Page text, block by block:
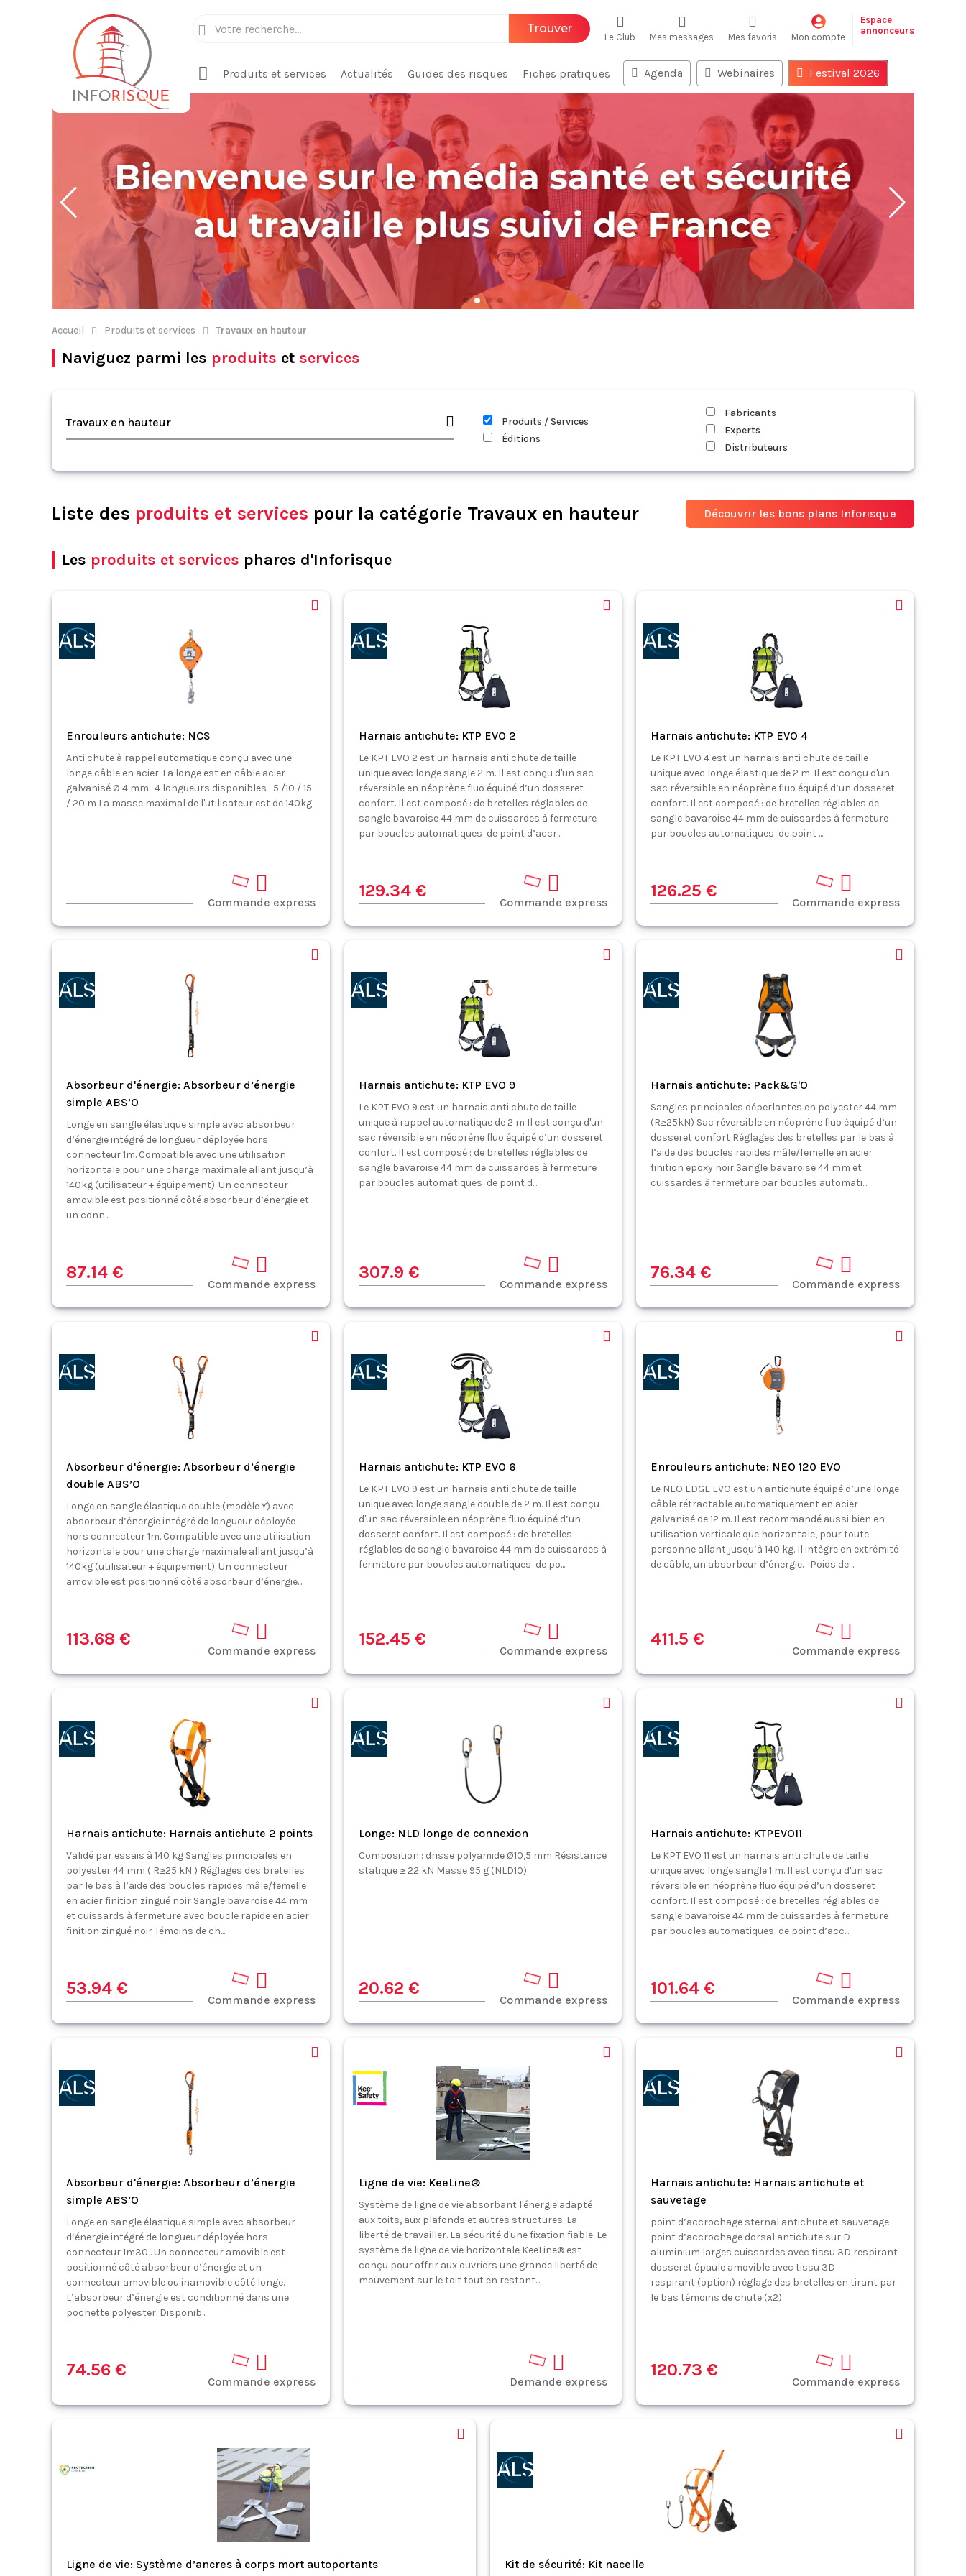
Trouver
Le Club Mes messages Mes favoris Mon compte
Espace
annonceurs
Produits et services Actualités Guides des risques Fiches pratiques Agenda Webinaires Festival 2026
Accueil Produits et services Travaux en hauteur
Naviguez parmi les produits et services
Travaux en hauteur
Produits / Services
Éditions
Fabricants
Experts
Distributeurs
Liste des produits et services pour la catégorie Travaux en hauteur Découvrir les bons plans Inforisque
Les produits et services phares d'Inforisque
Enrouleurs antichute: NCS
Anti chute à rappel automatique conçu avec une
longe câble en acier. La longe est en câble acier
galvanisé Ø 4 mm. 4 longueurs disponibles : 5 /10 / 15
/ 20 m La masse maximal de l'utilisateur est de 140kg.
Commande express
Harnais antichute: KTP EVO 2
Le KPT EVO 2 est un harnais anti chute de taille
unique avec longe sangle 2 m. Il est conçu d'un sac
réversible en néoprène fluo équipé d’un dosseret
confort. Il est composé : de bretelles réglables de
sangle bavaroise 44 mm de cuissardes à fermeture
par boucles automatiques de point d’accr...
129.34 €
Commande express
Harnais antichute: KTP EVO 4
Le KPT EVO 4 est un harnais anti chute de taille
unique avec longe élastique de 2 m. Il est conçu d'un
sac réversible en néoprène fluo équipé d’un dosseret
confort. Il est composé : de bretelles réglables de
sangle bavaroise 44 mm de cuissardes à fermeture
par boucles automatiques de point ...
126.25 €
Commande express
Absorbeur d'énergie: Absorbeur d’énergie
simple ABS’O
Longe en sangle élastique simple avec absorbeur
d’énergie intégré de longueur déployée hors
connecteur 1m. Compatible avec une utilisation
horizontale pour une charge maximale allant jusqu’à
140kg (utilisateur + équipement). Un connecteur
amovible est positionné côté absorbeur d’énergie et
un conn...
87.14 €
Commande express
Harnais antichute: KTP EVO 9
Le KPT EVO 9 est un harnais anti chute de taille
unique à rappel automatique de 2 m Il est conçu d'un
sac réversible en néoprène fluo équipé d’un dosseret
confort. Il est composé : de bretelles réglables de
sangle bavaroise 44 mm de cuissardes à fermeture
par boucles automatiques de point d...
307.9 €
Commande express
Harnais antichute: Pack&G'O
Sangles principales déperlantes en polyester 44 mm
(R≥25kN) Sac réversible en néoprène fluo équipé d’un
dosseret confort Réglages des bretelles par le bas à
l’aide des boucles rapides mâle/femelle en acier
finition epoxy noir Sangle bavaroise 44 mm et
cuissardes à fermeture par boucles automati...
76.34 €
Commande express
Absorbeur d'énergie: Absorbeur d’énergie
double ABS’O
Longe en sangle élastique double (modèle Y) avec
absorbeur d’énergie intégré de longueur déployée
hors connecteur 1m. Compatible avec une utilisation
horizontale pour une charge maximale allant jusqu’à
140kg (utilisateur + équipement). Un connecteur
amovible est positionné côté absorbeur d’énergie...
113.68 €
Commande express
Harnais antichute: KTP EVO 6
Le KPT EVO 9 est un harnais anti chute de taille
unique avec longe sangle double de 2 m. Il est conçu
d'un sac réversible en néoprène fluo équipé d’un
dosseret confort. Il est composé : de bretelles
réglables de sangle bavaroise 44 mm de cuissardes à
fermeture par boucles automatiques de po...
152.45 €
Commande express
Enrouleurs antichute: NEO 120 EVO
Le NEO EDGE EVO est un antichute équipé d’une longe
câble rétractable automatiquement en acier
galvanisé de 12 m. Il est recommandé aussi bien en
utilisation verticale que horizontale, pour toute
personne allant jusqu’à 140 kg. Il intègre en extrémité
de câble, un absorbeur d’énergie. Poids de ...
411.5 €
Commande express
Harnais antichute: Harnais antichute 2 points
Validé par essais à 140 kg Sangles principales en
polyester 44 mm ( R≥25 kN ) Réglages des bretelles
par le bas à l’aide des boucles rapides mâle/femelle
en acier finition zingué noir Sangle bavaroise 44 mm
et cuissards à fermeture avec boucle rapide en acier
finition zingué noir Témoins de ch...
53.94 €
Commande express
Longe: NLD longe de connexion
Composition : drisse polyamide Ø10,5 mm Résistance
statique ≥ 22 kN Masse 95 g (NLD10)
20.62 €
Commande express
Harnais antichute: KTPEVO11
Le KPT EVO 11 est un harnais anti chute de taille
unique avec longe sangle 1 m. Il est conçu d'un sac
réversible en néoprène fluo équipé d’un dosseret
confort. Il est composé : de bretelles réglables de
sangle bavaroise 44 mm de cuissardes à fermeture
par boucles automatiques de point d’acc...
101.64 €
Commande express
Absorbeur d'énergie: Absorbeur d’énergie
simple ABS’O
Longe en sangle élastique simple avec absorbeur
d’énergie intégré de longueur déployée hors
connecteur 1m30 . Un connecteur amovible est
positionné côté absorbeur d’énergie et un
connecteur amovible ou inamovible côté longe.
L’absorbeur d’énergie est conditionné dans une
pochette polyester. Disponib...
74.56 €
Commande express
Ligne de vie: KeeLine®
Système de ligne de vie absorbant l'énergie adapté
aux toits, aux plafonds et autres structures. La
liberté de travailler. La sécurité d'une fixation fiable. Le
système de ligne de vie horizontale KeeLine® est
conçu pour offrir aux ouvriers une grande liberté de
mouvement sur le toit tout en restant...
Demande express
Harnais antichute: Harnais antichute et
sauvetage
point d’accrochage sternal antichute et sauvetage
point d’accrochage dorsal antichute sur D
aluminium larges cuissardes avec tissu 3D respirant
dosseret épaule amovible avec tissu 3D
respirant (option) réglage des bretelles en tirant par
le bas témoins de chute (x2)
120.73 €
Commande express
Ligne de vie: Système d’ancres à corps mort autoportants Kit de sécurité: Kit nacelle